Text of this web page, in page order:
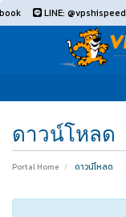
LINE: @vpshispeed
ดาวน์โหลด
Portal Home ดาวน์โหลด